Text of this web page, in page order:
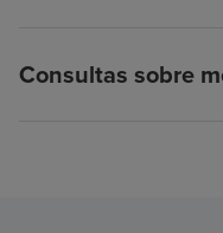
Consultas sobre